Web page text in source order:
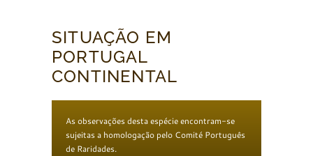
SITUAÇÃO EM
PORTUGAL
CONTINENTAL
As observações desta espécie encontram-se
sujeitas a homologação pelo Comité Português
de Raridades.